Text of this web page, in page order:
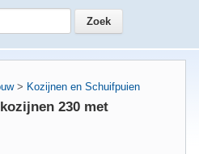
> Kozijnen en Schuifpuien
230 met